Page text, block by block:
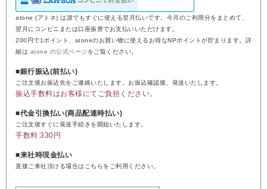
atone (アトネ) は誰でもすぐに使える翌月払いです。今月のご利用分をまとめて、
翌月にコンビニまたは口座振替でお支払いいただけます。
200円で1ポイント、atoneのお買い物に使えるお得なNPポイントが貯まります。詳
細は atone の公式ページ をご覧ください。
■銀行振込(前払い)
ご注文後お振込先をご連絡いたします。お振込確認後、発送いたします。
振込手数料はお客様にてご負担ください。
■代金引換払い(商品配達時払い)
ご注文後すぐに発送手続きを開始いたします。
手数料:330円
■来社時現金払い
直接ご来社頂ける場合はこちらをご利用ください。